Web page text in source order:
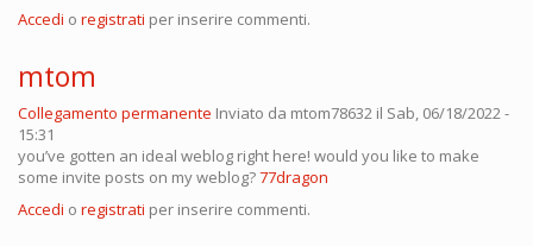
Accedi o registrati per inserire commenti.
mtom
Collegamento permanente Inviato da mtom78632 il Sab, 06/18/2022 -
15:31
you’ve gotten an ideal weblog right here! would you like to make
some invite posts on my weblog?77dragon
Accedi o registrati per inserire commenti.